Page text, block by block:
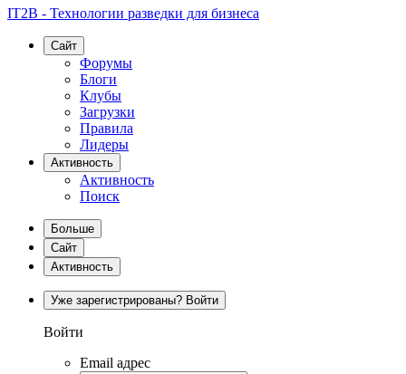
IT2B - Технологии разведки для бизнеса
Сайт
Форумы
Блоги
Клубы
Загрузки
Правила
Лидеры
Активность
Активность
Поиск
Больше
Сайт
Активность
Уже зарегистрированы? Войти
Войти
Email адрес